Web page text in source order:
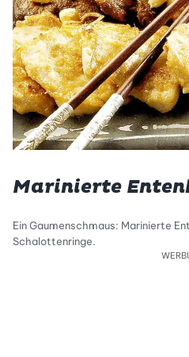
Marinierte
Ein Gaumenschmaus: Marinierte
Schalottenringe.